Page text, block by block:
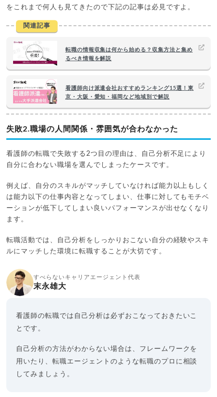
をこれまで何人も見てきたので下記の記事は必見ですよ。
関連記事
転職の情報収集は何から始める？収集方法と集め
るべき情報を解説
看護師向け派遣会社おすすめランキング15選！東
京・大阪・愛知・福岡など地域別で解説
失敗2.職場の人間関係・雰囲気が合わなかった
看護師の転職で失敗する2つ目の理由は、自己分析不足により
自分に合わない職場を選んでしまったケースです。
例えば、自分のスキルがマッチしていなければ能力以上もしく
は能力以下の仕事内容となってしまい、仕事に対してもモチベ
ーションが低下してしまい良いパフォーマンスが出せなくなり
ます。
転職活動では、自己分析をしっかりおこない自分の経験やスキ
ルにマッチした環境に転職することが大切です。
すべらないキャリアエージェント代表
末永雄大
看護師の転職では自己分析は必ずおこなっておきたいこ
とです。
自己分析の方法がわからない場合は、フレームワークを
用いたり、転職エージェントのような転職のプロに相談
してみましょう。